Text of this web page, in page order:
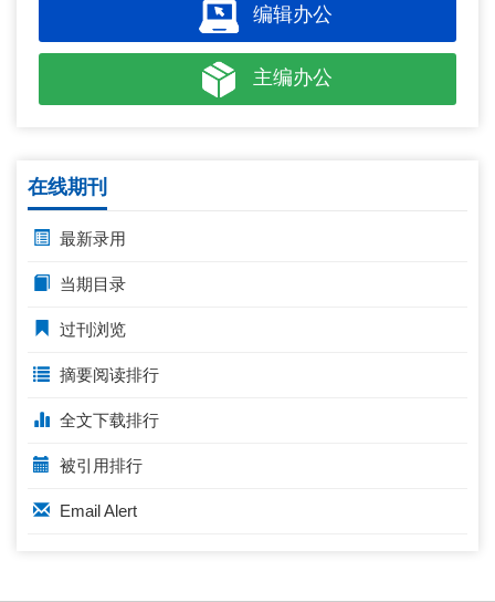
编辑办公
主编办公
在线期刊
最新录用
当期目录
过刊浏览
摘要阅读排行
全文下载排行
被引用排行
Email Alert